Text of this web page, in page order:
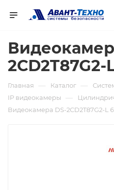
Главная — Каталог —
IP видеокамеры —
Видеокамера DS-2CD2T87G2-L